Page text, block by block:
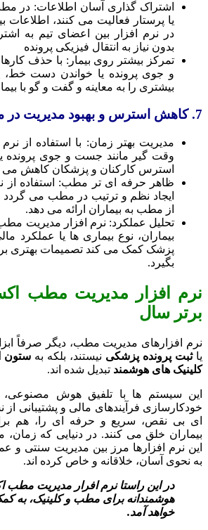
اشتراک‌ گذاری آسان اطلاعات: در
یا پرستار فعالیت می‌ کنند، اطلاعات
در نرم افزار بین اعضای تیم به
بدون نیاز به انتقال فیزیکی پرونده
تمرکز بیشتر روی بیمار: با حذف
و جوی پرونده یا خواندن دست‌ خط،
بیشتری را به معاینه و گفت‌ و گو با
7. کاهش استرس و بهبود مدیریت در مطب
مدیریت بهتر زمان: با استفاده از
وقت ‌گیر مانند جست‌ و جوی پرونده
استرس کارکنان و پزشکان کاهش می‌
ظاهر حرفه‌ ای‌ تر مطب: استفاده
ایجاد نظم و ترتیب در مطب می گردد
از مطب به بیماران ارائه می‌ دهد.
تحلیل عملکرد: نرم ‌افزار مدیریت
بیماران، نوع بیماری‌ ها یا عملکرد
پزشک کمک می‌ کند تصمیمات بهتری
بگیرد.
نرم افزار مدیریت مطب
برتر سال
نرم ‌افزارهای مدیریت مطب، دیگر صرفاً
یاثبت پرونده پزشکی نیستند، بلکه به ستون
کلینیک ‌های هوشمند تبدیل شده‌ اند.
این سیستم‌ ها با تلفیق هوش مصنوعی،
خودکارسازی فرآیندهای مالی و پشتیبانی از
ای بی‌ نقص، سریع و حرفه‌ ای را، هم
بیماران خلق می‌ کنند. در دنیایی که زمان،
این نرم‌ افزارها مرز بین مدیریت سنتی و
به‌ نحوی آسان، خلاقانه و خاص کرده‌ اند.
در این راستا نرم افرار مدیریت مطب
هوشمندانه برای مطب و کلینیک، به
خواهد آمد.